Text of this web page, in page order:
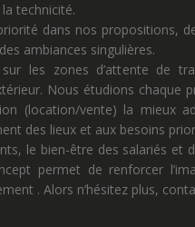
technicité.
dans nos propositions,
ambiances singulières.
les zones d’attente de
Nous étudions chaque
(location/vente) la mieux
des lieux et aux besoins
le bien-être des salariés et
permet de renforcer
. Alors n’hésitez plus,